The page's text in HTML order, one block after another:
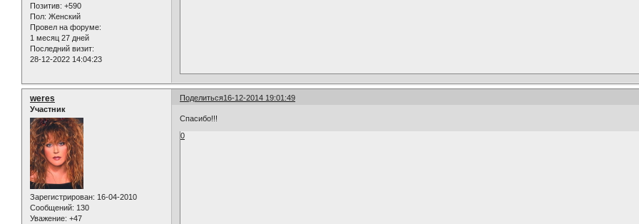
Позитив: +590
Пол: Женский
Провел на форуме:
1 месяц 27 дней
Последний визит:
28-12-2022 14:04:23
Поделиться16-12-2014 19:01:49
weres
Участник
Зарегистрирован: 16-04-2010
Сообщений: 130
Уважение: +47
Спасибо!!!
0